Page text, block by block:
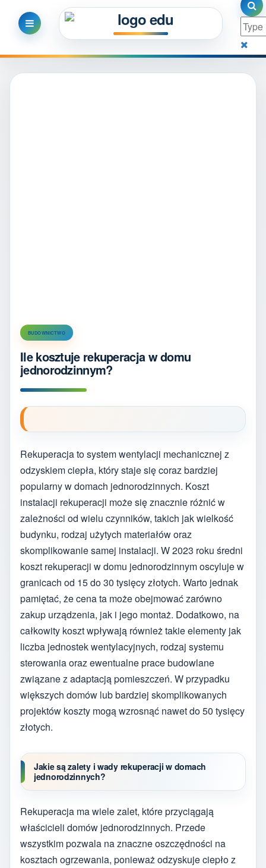
BUDOWNICTWO
Ile kosztuje rekuperacja w domu
jednorodzinnym?
Rekuperacja to system wentylacji mechanicznej z
odzyskiem ciepła, który staje się coraz bardziej
popularny w domach jednorodzinnych. Koszt
instalacji rekuperacji może się znacznie różnić w
zależności od wielu czynników, takich jak wielkość
budynku, rodzaj użytych materiałów oraz
skomplikowanie samej instalacji. W 2023 roku średni
koszt rekuperacji w domu jednorodzinnym oscyluje w
granicach od 15 do 30 tysięcy złotych. Warto jednak
pamiętać, że cena ta może obejmować zarówno
zakup urządzenia, jak i jego montaż. Dodatkowo, na
całkowity koszt wpływają również takie elementy jak
liczba jednostek wentylacyjnych, rodzaj systemu
sterowania oraz ewentualne prace budowlane
związane z adaptacją pomieszczeń. W przypadku
większych domów lub bardziej skomplikowanych
projektów koszty mogą wzrosnąć nawet do 50 tysięcy
złotych.
Jakie są zalety i wady rekuperacji w domach
jednorodzinnych?
Rekuperacja ma wiele zalet, które przyciągają
właścicieli domów jednorodzinnych. Przede
wszystkim pozwala na znaczne oszczędności na
kosztach ogrzewania, ponieważ odzyskuje ciepło z